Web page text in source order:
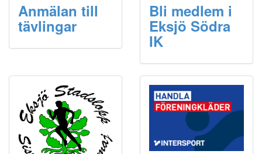
Anmälan till
tävlingar
Bli medlem i
Eksjö Södra
IK